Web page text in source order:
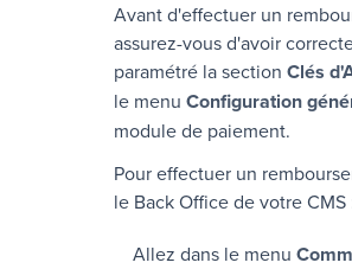
Avant d'effectuer un
assurez-vous d'avoir
paramétré la section Clés
le menu Configuration
module de paiement.
Pour effectuer un
le Back Office de votre CMS
Allez dans le menu